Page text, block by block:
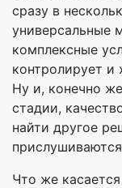
сразу в
универсальные
комплексные
контролирует и
Ну и, конечно
стадии,
найти другое
Что же